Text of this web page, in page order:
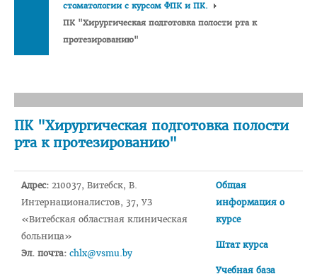
Структура ВГМУ
Факультеты
Педиатрический факультет
Фармацевтический
Подготовки иностранных граждан
Довузовской подготовки
ФПКиП по педагогике и психологии
Повышения квалификации и переподготовки кадров
стоматологии с курсом ФПК и ПК.
ПК "Хирургическая подготовка полости рта к
протезированию"
ПК "Хирургическая подготовка полости
рта к протезированию"
Адрес: 210037, Витебск, В.
Интернационалистов, 37, УЗ
«Витебская областная клиническая
больница»
Эл. почта: chlx@vsmu.by
Общая
информация о
курсе
Штат курса
Учебная база